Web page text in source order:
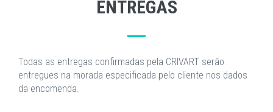
ENTREGAS
Todas as entregas confirmadas pela CRIVART serão
entregues na morada especificada pelo cliente nos dados
da encomenda.